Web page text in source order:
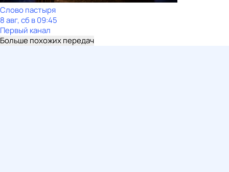
Слово пастыря
8 авг, сб в 09:45
Первый канал
Больше похожих передач